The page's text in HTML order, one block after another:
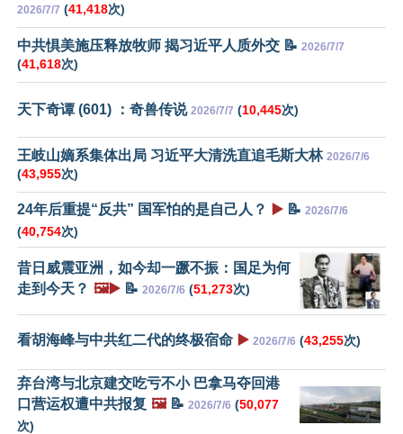
2026/7/7 (41,418次)
中共惧美施压释放牧师 揭习近平人质外交 📝 2026/7/7
(41,618次)
天下奇谭 (601) ：奇兽传说 2026/7/7 (10,445次)
王岐山嫡系集体出局 习近平大清洗直追毛斯大林 2026/7/6
(43,955次)
24年后重提“反共” 国军怕的是自己人？ ▶️ 📝 2026/7/6
(40,754次)
昔日威震亚洲，如今却一蹶不振：国足为何
走到今天？ 🖼️▶️ 📝 2026/7/6 (51,273次)
看胡海峰与中共红二代的终极宿命 ▶️ 2026/7/6 (43,255次)
弃台湾与北京建交吃亏不小 巴拿马夺回港
口营运权遭中共报复 🖼️📝 2026/7/6 (50,077
次)